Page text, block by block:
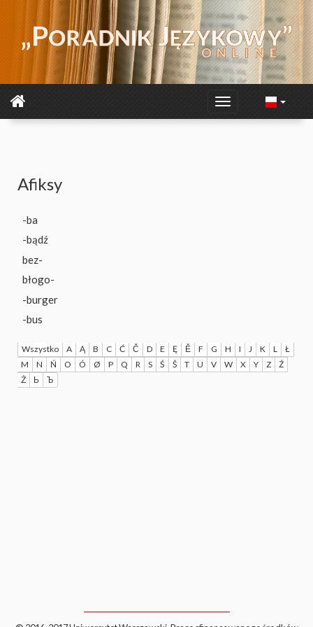
Afiksy
-ba
-bądź
bez-
błogo-
-burger
-bus
Wszystko A Ą B C Ć Č D E Ę Ě F G H I J K L
Ł
M
N Ń O Ó Ø P Q R S Ś Š T U V W X Y Z
Ź
Ż
Ь Ъ